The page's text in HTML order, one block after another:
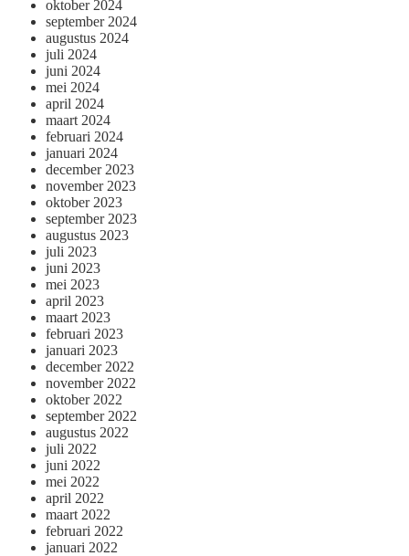
oktober 2024
september 2024
augustus 2024
juli 2024
juni 2024
mei 2024
april 2024
maart 2024
februari 2024
januari 2024
december 2023
november 2023
oktober 2023
september 2023
augustus 2023
juli 2023
juni 2023
mei 2023
april 2023
maart 2023
februari 2023
januari 2023
december 2022
november 2022
oktober 2022
september 2022
augustus 2022
juli 2022
juni 2022
mei 2022
april 2022
maart 2022
februari 2022
januari 2022